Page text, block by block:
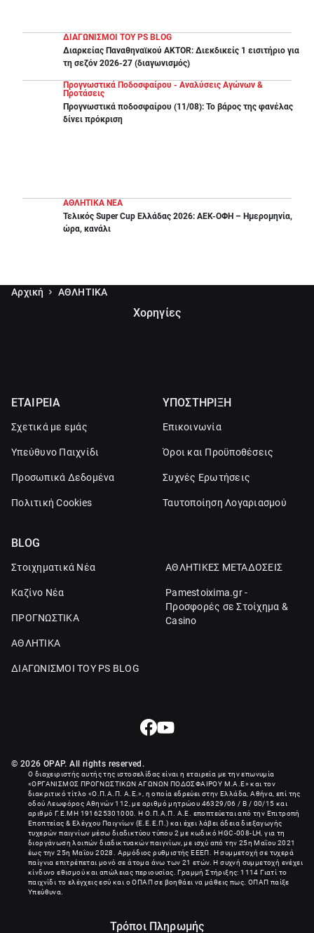
ΔΙΑΓΩΝΙΣΜΟΙ ΤΟΥ PS BLOG
Διαρκείας Παναθηναϊκού AKTOR: Διεκδικείς 1 εισιτήριο για
τη σεζόν 2026-27 (διαγωνισμός)
Προγνωστικά Ποδοσφαίρου - Αναλύσεις Αγώνων &
Προτάσεις
Προγνωστικά ποδοσφαίρου (11/08): Το βάρος της φανέλας
δίνει πρόκριση
ΑΘΛΗΤΙΚΑ ΝΕΑ
Τελικός Super Cup Ελλάδας 2026: ΑΕΚ-ΟΦΗ – Ημερομηνία,
ώρα, κανάλι
Αρχική ΑΘΛΗΤΙΚΑ
Χορηγίες
ΕΤΑΙΡΕΙΑ
Σχετικά με εμάς
Υπεύθυνο Παιχνίδι
Προσωπικά Δεδομένα
Πολιτική Cookies
ΥΠΟΣΤΗΡΙΞΗ
Επικοινωνία
Όροι και Προϋποθέσεις
Συχνές Ερωτήσεις
Ταυτοποίηση Λογαριασμού
BLOG
Στοιχηματικά Νέα
Καζίνο Νέα
ΠΡΟΓΝΩΣΤΙΚΑ
ΑΘΛΗΤΙΚΑ
ΔΙΑΓΩΝΙΣΜΟΙ ΤΟΥ PS BLOG
ΑΘΛΗΤΙΚΕΣ ΜΕΤΑΔΟΣΕΙΣ
Pamestoixima.gr -
Προσφορές σε Στοίχημα &
Casino
© 2026 OPAP. All rights reserved.
Ο διαχειριστής αυτής της ιστοσελίδας είναι η εταιρεία με την επωνυμία
«ΟΡΓΑΝΙΣΜΟΣ ΠΡΟΓΝΩΣΤΙΚΩΝ ΑΓΩΝΩΝ ΠΟΔΟΣΦΑΙΡΟΥ Μ.Α.Ε» και τον
διακριτικό τίτλο «Ο.Π.Α.Π. Α.Ε.», η οποία εδρεύει στην Ελλάδα, Αθήνα, επί της
οδού Λεωφόρος Αθηνών 112, με αριθμό μητρώου 46329/06 / B / 00/15 και
αριθμό Γ.Ε.ΜΗ 191625301000
. Η Ο.Π.Α.Π. Α.Ε. εποπτεύεται από την Επιτροπή
Εποπτείας & Ελέγχου Παιγνίων (Ε.Ε.Ε.Π.) και έχει λάβει άδεια διεξαγωγής
τυχερών παιγνίων μέσω διαδικτύου τύπου 2 με κωδικό HGC-008-LH, για τη
διοργάνωση λοιπών διαδικτυακών παιγνίων, με ισχύ από την 25η Μαΐου 2021
έως την 25η Μαΐου 2028. Αρμόδιος ρυθμιστής ΕΕΕΠ. Η συμμετοχή σε τυχερά
παίγνια επιτρέπεται μονό σε άτομα άνω των 21 ετών. Η συχνή συμμετοχή ενέχει
κίνδυνο εθισμού και απώλειας περιουσίας. Γραμμή Στήριξης: 1114 Γιατί το
παιχνίδι το ελέγχεις εσύ και ο ΟΠΑΠ σε βοηθάει να μάθεις πως. ΟΠΑΠ παίξε
Υπεύθυνα.
Τρόποι Πληρωμής